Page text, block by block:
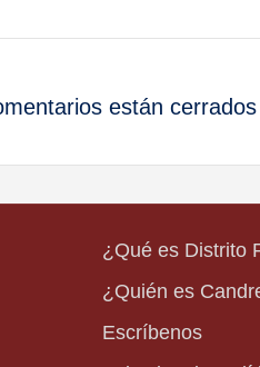
están cerrados
¿Qué es Distrito
¿Quién es
Escríbenos